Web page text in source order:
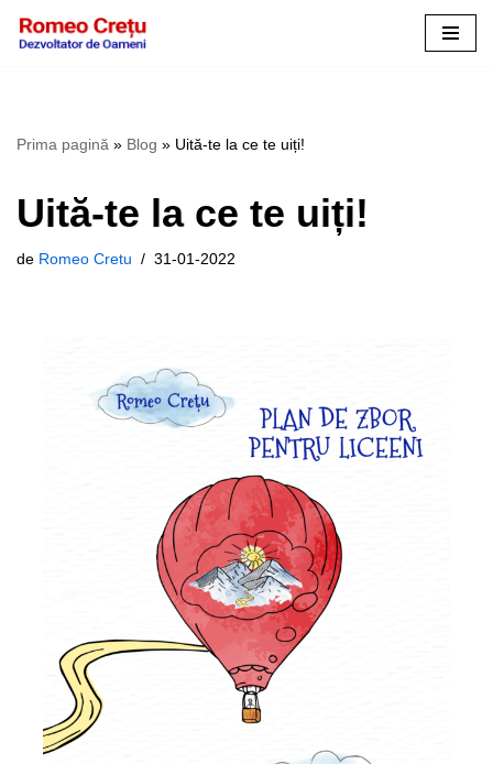
Prima pagină » Blog » Uită-te la ce te uiți!
Uită-te la ce te uiți!
de Romeo Cretu 31-01-2022